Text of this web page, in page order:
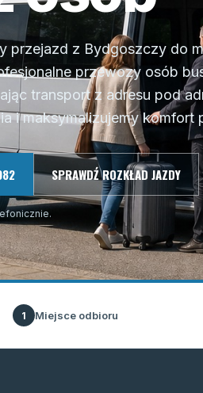
przejazd z Bydgoszczy do
przewozy osób
transport z adresu pod
i maksymalizujemy komfort
SPRAWDŹ ROZKŁAD JAZDY
1 Miejsce odbioru